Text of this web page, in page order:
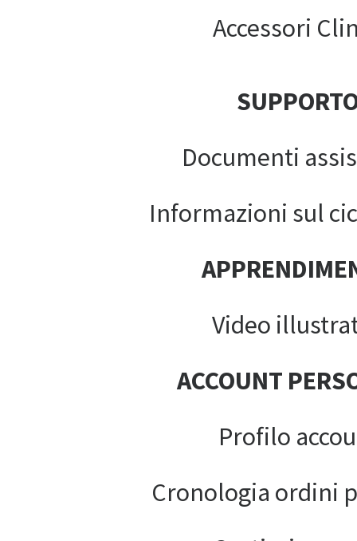
Accessori
Documenti
Informazioni sul
Video
ACCOUNT
Profilo
Cronologia ordini